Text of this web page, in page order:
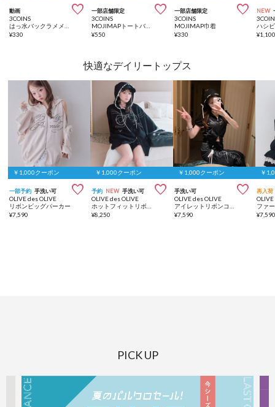
動画 
3COINS
¥330
一部店舗限定 
3COINS
¥550
一部店舗限定 
3COINS
MOJIMAP巾着
¥330
NEW
¥
快適なデイリートップス
￥1,000クーポン
一部予約 手洗い可 
OLIVE des OLIVE
リボンビッグパーカー
¥7,590
￥1,000クーポン
予約 NEW 手洗い可 
OLIVE des OLIVE
¥8,250
￥1,000クーポン
手洗い可 
OLIVE des OLIVE
¥7,590
￥
再入荷
¥
PICK UP